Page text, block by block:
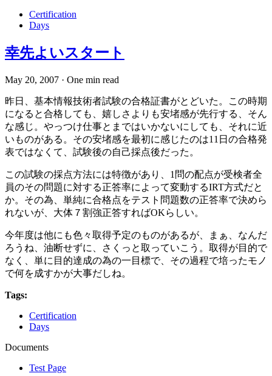
Certification
Days
幸先よいスタート
May 20, 2007 · One min read
昨日、基本情報技術者試験の合格証書がとどいた。この時期
になると合格しても、嬉しさよりも安堵感が先行する、そん
な感じ。やっつけ仕事とまではいかないにしても、それに近
いものがある。その安堵感を最初に感じたのは11日の合格発
表ではなくて、試験後の自己採点後だった。
この試験の採点方法には特徴があり、1問の配点が受検者全
員のその問題に対する正答率によって変動するIRT方式だと
か。その為、単純に合格点をテスト問題数の正答率で決めら
れないが、大体７割強正答すればOKらしい。
今年度は他にも色々取得予定のものがあるが、まぁ、なんだ
ろうね、油断せずに、さくっと取っていこう。取得が目的で
なく、単に目的達成の為の一目標で、その過程で培ったモノ
で何を成すかが大事だしね。
Tags:
Certification
Days
Documents
Test Page